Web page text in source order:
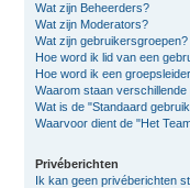
Wat zijn Beheerders?
Wat zijn Moderators?
Wat zijn gebruikersgroepen?
Hoe word ik lid van een
Hoe word ik een
Waarom staan
Wat is de "Standaard
Waarvoor dient de "Het
Privéberichten
Ik kan geen privéberichten